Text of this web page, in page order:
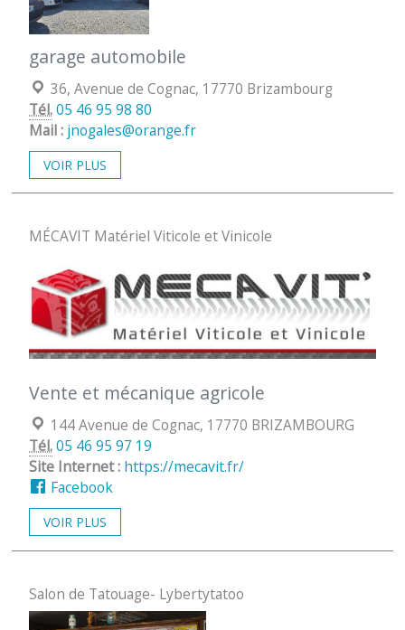
garage automobile
Localisation :
36, Avenue de Cognac, 17770 Brizambourg
Tél.05 46 95 98 80
Mail : jnogales@orange.fr
VOIR PLUS
MÉCAVIT Matériel Viticole et Vinicole
Vente et mécanique agricole
Localisation :
144 Avenue de Cognac, 17770 BRIZAMBOURG
Tél.05 46 95 97 19
Site Internet : https://mecavit.fr/
Facebook
VOIR PLUS
Salon de Tatouage- Lybertytatoo